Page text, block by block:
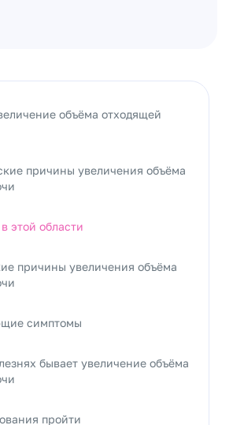
объёма отходящей
причины увеличения объёма
этой области
причины увеличения объёма
симптомы
бывает увеличение объёма
пройти